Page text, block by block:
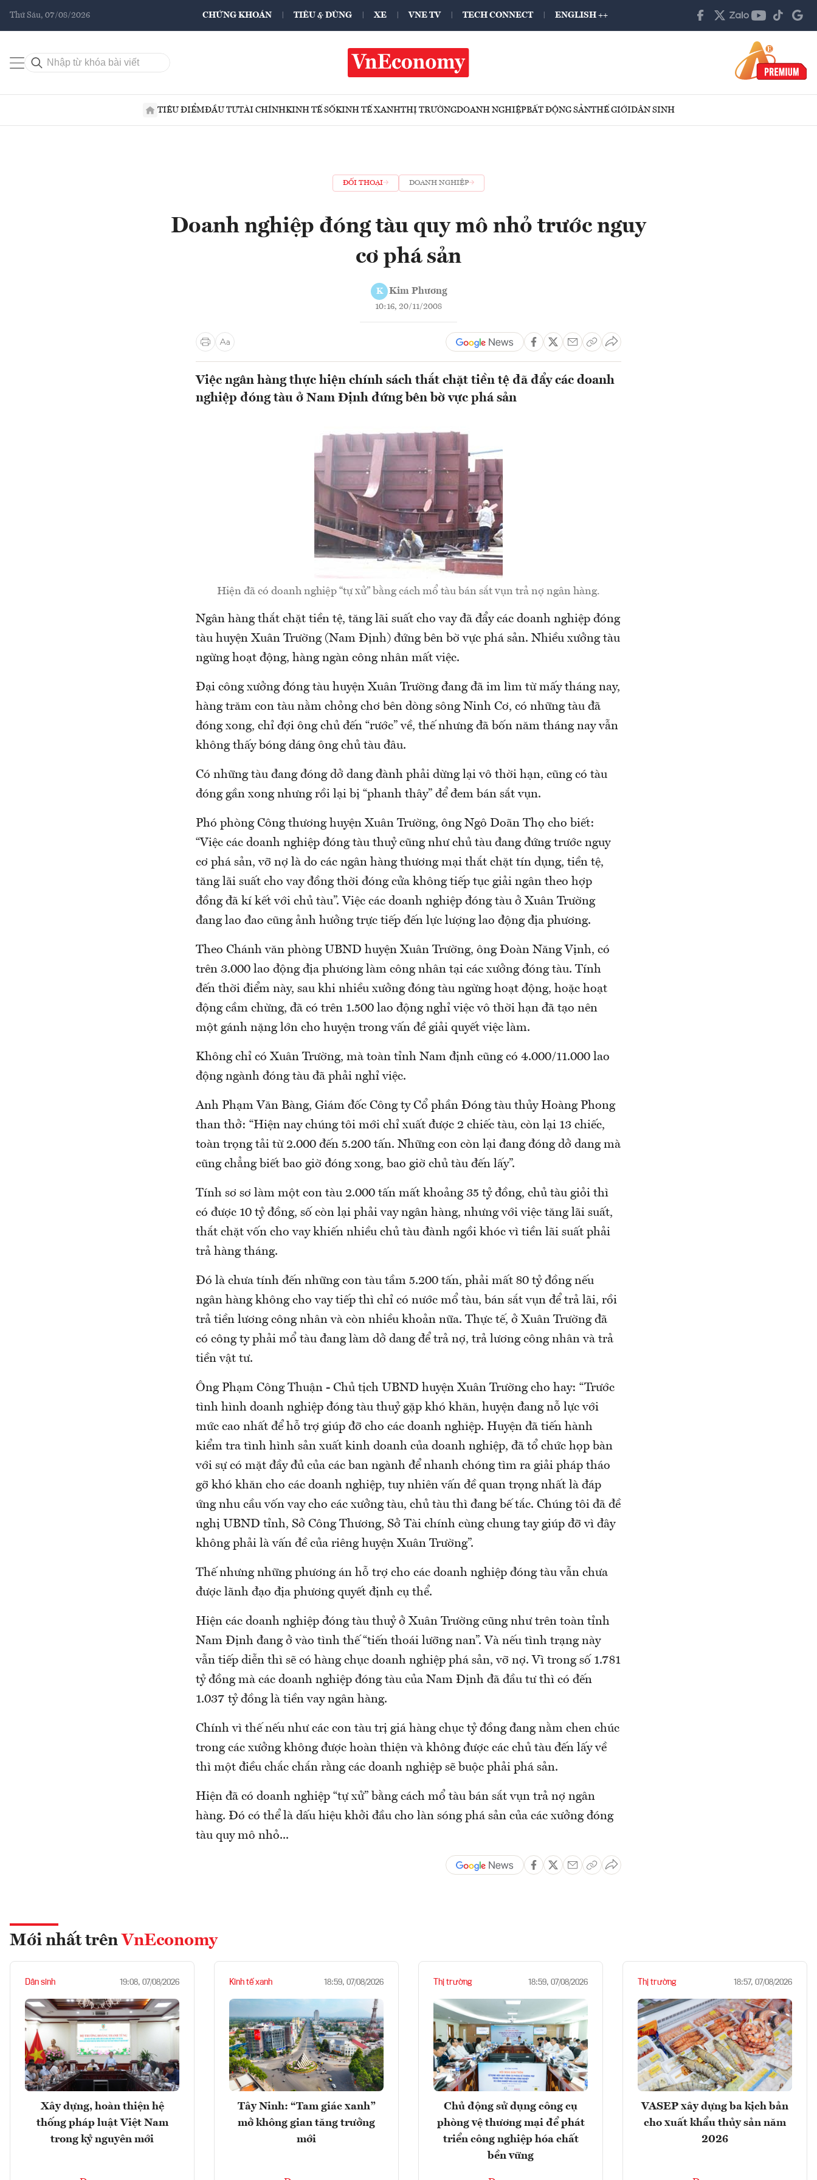
Thứ Sáu, 07/08/2026 CHỨNG KHOÁN TIÊU & DÙNG XE VNE TV TECH CONNECT ENGLISH ++
TIÊU ĐIỂMĐẦU TƯTÀI CHÍNHKINH TẾ SỐKINH TẾ XANHTHỊ TRƯỜNGDOANH NGHIỆPBẤT ĐỘNG SẢNTHẾ GIỚIDÂN SINH
ĐỐI THOẠI DOANH NGHIỆP
Doanh nghiệp đóng tàu quy mô nhỏ trước nguy
cơ phá sản
K Kim Phương
10:16, 20/11/2008
Việc ngân hàng thực hiện chính sách thắt chặt tiền tệ đã đẩy các doanh
nghiệp đóng tàu ở Nam Định đứng bên bờ vực phá sản
Hiện đã có doanh nghiệp “tự xử” bằng cách mổ tàu bán sắt vụn trả nợ ngân hàng.
Ngân hàng thắt chặt tiền tệ, tăng lãi suất cho vay đã đẩy các doanh nghiệp đóng
tàu huyện Xuân Trường (Nam Định) đứng bên bờ vực phá sản. Nhiều xưởng tàu
ngừng hoạt động, hàng ngàn công nhân mất việc.
Đại công xưởng đóng tàu huyện Xuân Trường đang đã im lìm từ mấy tháng nay,
hàng trăm con tàu nằm chỏng chơ bên dòng sông Ninh Cơ, có những tàu đã
đóng xong, chỉ đợi ông chủ đến “rước” về, thế nhưng đã bốn năm tháng nay vẫn
không thấy bóng dáng ông chủ tàu đâu.
Có những tàu đang đóng dở dang đành phải dừng lại vô thời hạn, cũng có tàu
đóng gần xong nhưng rồi lại bị “phanh thây” để đem bán sắt vụn.
Phó phòng Công thương huyện Xuân Trường, ông Ngô Doãn Thọ cho biết:
“Việc các doanh nghiệp đóng tàu thuỷ cũng như chủ tàu đang đứng trước nguy
cơ phá sản, vỡ nợ là do các ngân hàng thương mại thắt chặt tín dụng, tiền tệ,
tăng lãi suất cho vay đồng thời đóng cửa không tiếp tục giải ngân theo hợp
đồng đã kí kết với chủ tàu”. Việc các doanh nghiệp đóng tàu ở Xuân Trường
đang lao đao cũng ảnh hưởng trực tiếp đến lực lượng lao động địa phương.
Theo Chánh văn phòng UBND huyện Xuân Trường, ông Đoàn Năng Vịnh, có
trên 3.000 lao động địa phương làm công nhân tại các xưởng đóng tàu. Tính
đến thời điểm này, sau khi nhiều xưởng đóng tàu ngừng hoạt động, hoặc hoạt
động cầm chừng, đã có trên 1.500 lao động nghỉ việc vô thời hạn đã tạo nên
một gánh nặng lớn cho huyện trong vấn đề giải quyết việc làm.
Không chỉ có Xuân Trường, mà toàn tỉnh Nam định cũng có 4.000/11.000 lao
động ngành đóng tàu đã phải nghỉ việc.
Anh Phạm Văn Bàng, Giám đốc Công ty Cổ phần Đóng tàu thủy Hoàng Phong
than thở: “Hiện nay chúng tôi mới chỉ xuất được 2 chiếc tàu, còn lại 13 chiếc,
toàn trọng tải từ 2.000 đến 5.200 tấn. Những con còn lại đang đóng dở dang mà
cũng chẳng biết bao giờ đóng xong, bao giờ chủ tàu đến lấy”.
Tính sơ sơ làm một con tàu 2.000 tấn mất khoảng 35 tỷ đồng, chủ tàu giỏi thì
có được 10 tỷ đồng, số còn lại phải vay ngân hàng, nhưng với việc tăng lãi suất,
thắt chặt vốn cho vay khiến nhiều chủ tàu đành ngồi khóc vì tiền lãi suất phải
trả hàng tháng.
Đó là chưa tính đến những con tàu tầm 5.200 tấn, phải mất 80 tỷ đồng nếu
ngân hàng không cho vay tiếp thì chỉ có nước mổ tàu, bán sắt vụn để trả lãi, rồi
trả tiền lương công nhân và còn nhiều khoản nữa. Thực tế, ở Xuân Trường đã
có công ty phải mổ tàu đang làm dở dang để trả nợ, trả lương công nhân và trả
tiền vật tư.
Ông Phạm Công Thuận - Chủ tịch UBND huyện Xuân Trường cho hay: “Trước
tình hình doanh nghiệp đóng tàu thuỷ gặp khó khăn, huyện đang nỗ lực với
mức cao nhất để hỗ trợ giúp đỡ cho các doanh nghiệp. Huyện đã tiến hành
kiểm tra tình hình sản xuất kinh doanh của doanh nghiệp, đã tổ chức họp bàn
với sự có mặt đầy đủ của các ban ngành để nhanh chóng tìm ra giải pháp tháo
gỡ khó khăn cho các doanh nghiệp, tuy nhiên vấn đề quan trọng nhất là đáp
ứng nhu cầu vốn vay cho các xưởng tàu, chủ tàu thì đang bế tắc. Chúng tôi đã đề
nghị UBND tỉnh, Sở Công Thương, Sở Tài chính cùng chung tay giúp đỡ vì đây
không phải là vấn đề của riêng huyện Xuân Trường”.
Thế nhưng những phương án hỗ trợ cho các doanh nghiệp đóng tàu vẫn chưa
được lãnh đạo địa phương quyết định cụ thể.
Hiện các doanh nghiệp đóng tàu thuỷ ở Xuân Trường cũng như trên toàn tỉnh
Nam Định đang ở vào tình thế “tiến thoái lưỡng nan”. Và nếu tình trạng này
vẫn tiếp diễn thì sẽ có hàng chục doanh nghiệp phá sản, vỡ nợ. Vì trong số 1.781
tỷ đồng mà các doanh nghiệp đóng tàu của Nam Định đã đầu tư thì có đến
1.037 tỷ đồng là tiền vay ngân hàng.
Chính vì thế nếu như các con tàu trị giá hàng chục tỷ đồng đang nằm chen chúc
trong các xưởng không được hoàn thiện và không được các chủ tàu đến lấy về
thì một điều chắc chắn rằng các doanh nghiệp sẽ buộc phải phá sản.
Hiện đã có doanh nghiệp “tự xử” bằng cách mổ tàu bán sắt vụn trả nợ ngân
hàng. Đó có thể là dấu hiệu khởi đầu cho làn sóng phá sản của các xưởng đóng
tàu quy mô nhỏ...
Mới nhất trên VnEconomy
Dân sinh 19:08, 07/08/2026
Xây dựng, hoàn thiện hệ
thống pháp luật Việt Nam
trong kỷ nguyên mới
Kinh tế xanh 18:59, 07/08/2026
Tây Ninh: “Tam giác xanh”
mở không gian tăng trưởng
mới
Thị trường 18:59, 07/08/2026
Chủ động sử dụng công cụ
phòng vệ thương mại để phát
triển công nghiệp hóa chất
bền vững
Thị trường 18:57, 07/08/2026
VASEP xây dựng ba kịch bản
cho xuất khẩu thủy sản năm
2026